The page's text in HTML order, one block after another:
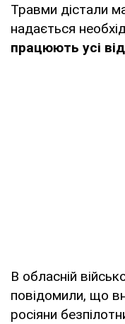
Травми дістали
надається
працюють усі
В обласній
повідомили, що
росіяни